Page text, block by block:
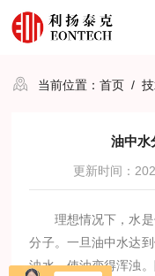
当前位置：首页 /
油中水
更新时间：
理想情况下，水是
分子。一旦油中水达
浊水，使油变得浑浊